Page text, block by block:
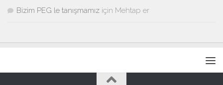
Bizim PEG le tanışmamız için Mehtap er